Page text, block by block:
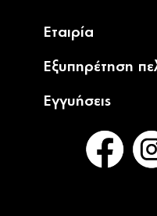
Εταιρία
Εξυπηρέτηση
Εγγυήσεις